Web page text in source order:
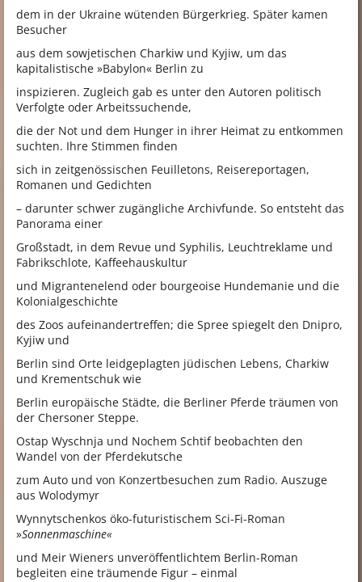
dem in der Ukraine wütenden Bürgerkrieg. Später kamen
Besucher
aus dem sowjetischen Charkiw und Kyjiw, um das
kapitalistische »Babylon« Berlin zu
inspizieren. Zugleich gab es unter den Autoren politisch
Verfolgte oder Arbeitssuchende,
die der Not und dem Hunger in ihrer Heimat zu entkommen
suchten. Ihre Stimmen finden
sich in zeitgenössischen Feuilletons, Reisereportagen,
Romanen und Gedichten
– darunter schwer zugängliche Archivfunde. So entsteht das
Panorama einer
Großstadt, in dem Revue und Syphilis, Leuchtreklame und
Fabrikschlote, Kaffeehauskultur
und Migrantenelend oder bourgeoise Hundemanie und die
Kolonialgeschichte
des Zoos aufeinandertreffen; die Spree spiegelt den Dnipro,
Kyjiw und
Berlin sind Orte leidgeplagten jüdischen Lebens, Charkiw
und Krementschuk wie
Berlin europäische Städte, die Berliner Pferde träumen von
der Chersoner Steppe.
Ostap Wyschnja und Nochem Schtif beobachten den
Wandel von der Pferdekutsche
zum Auto und von Konzertbesuchen zum Radio. Auszuge
aus Wolodymyr
Wynnytschenkos öko-futuristischem Sci-Fi-Roman
»Sonnenmaschine«
und Meir Wieners unveröffentlichtem Berlin-Roman
begleiten eine träumende Figur – einmal